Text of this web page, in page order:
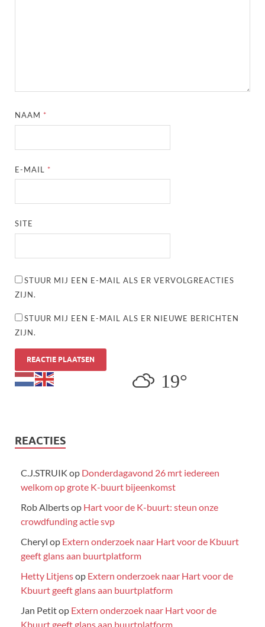
NAAM *
E-MAIL *
SITE
STUUR MIJ EEN E-MAIL ALS ER VERVOLGREACTIES
ZIJN.
STUUR MIJ EEN E-MAIL ALS ER NIEUWE BERICHTEN
ZIJN.
19°
REACTIES
C.J.STRUIK op Donderdagavond 26 mrt iedereen
welkom op grote K-buurt bijeenkomst
Rob Albertsop Hart voor de K-buurt: steun onze
crowdfunding actie svp
Cheryl op Extern onderzoek naar Hart voor de Kbuurt
geeft glans aan buurtplatform
Hetty Litjensop Extern onderzoek naar Hart voor de
Kbuurt geeft glans aan buurtplatform
Jan Petitop Extern onderzoek naar Hart voor de
Kbuurt geeft glans aan buurtplatform